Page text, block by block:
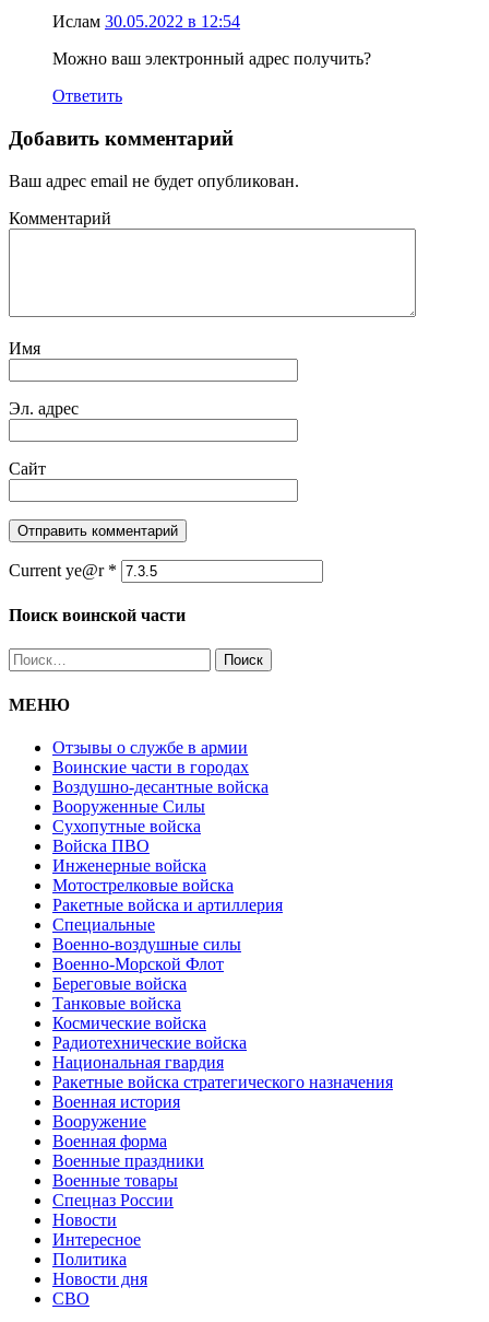
Ислам 30.05.2022 в 12:54
Можно ваш электронный адрес получить?
Ответить
Добавить комментарий
Ваш адрес email не будет опубликован.
Комментарий
Имя
Эл. адрес
Сайт
Current ye@r *
Поиск воинской части
Найти:
МЕНЮ
Отзывы о службе в армии
Воинские части в городах
Воздушно-десантные войска
Вооруженные Cилы
Cухопутные войска
Войска ПВО
Инженерные войска
Мотострелковые войска
Ракетные войска и артиллерия
Специальные
Военно-воздушные силы
Военно-Морской Флот
Береговые войска
Танковые войска
Космические войска
Радиотехнические войска
Национальная гвардия
Ракетные войска стратегического назначения
Военная история
Вооружение
Военная форма
Военные праздники
Военные товары
Спецназ России
Новости
Интересное
Политика
Новости дня
СВО